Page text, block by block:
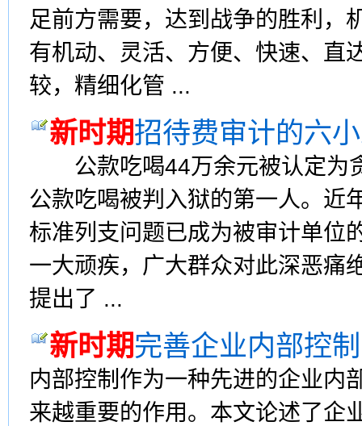
足前方需要，达到战争的胜利，
有机动、灵活、方便、快速、直
较，精细化管 ...
新时期招待费审计的六
公款吃喝44万余元被认定为
公款吃喝被判入狱的第一人。近
标准列支问题已成为被审计单位
一大顽疾，广大群众对此深恶痛
提出了 ...
新时期完善企业内部控
内部控制作为一种先进的企业内
来越重要的作用。本文论述了企